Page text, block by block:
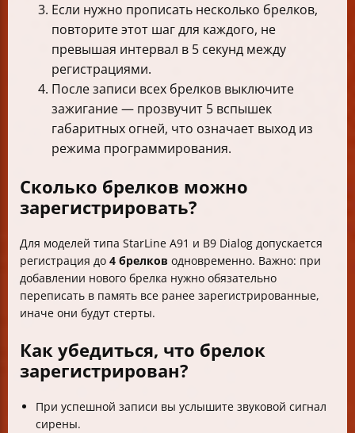
Если нужно прописать несколько брелков,
повторите этот шаг для каждого, не
превышая интервал в 5 секунд между
регистрациями.
После записи всех брелков выключите
зажигание — прозвучит 5 вспышек
габаритных огней, что означает выход из
режима программирования.
Сколько брелков можно
зарегистрировать?
Для моделей типа StarLine A91 и B9 Dialog допускается
регистрация до 4 брелков одновременно. Важно: при
добавлении нового брелка нужно обязательно
переписать в память все ранее зарегистрированные,
иначе они будут стерты.
Как убедиться, что брелок
зарегистрирован?
При успешной записи вы услышите звуковой сигнал
сирены.